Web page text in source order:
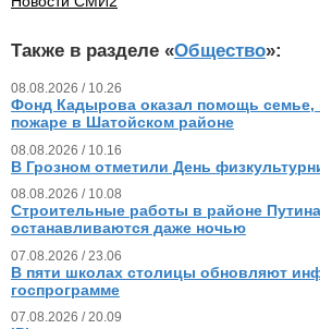
Также в разделе «Общество»:
08.08.2026 / 10.26
Фонд Кадырова оказал помощь семье,
пожаре в Шатойском районе
08.08.2026 / 10.16
В Грозном отметили День
08.08.2026 / 10.08
Строительные работы в районе
останавливаются даже ночью
07.08.2026 / 23.06
В пяти школах столицы обновляют
госпрограмме
07.08.2026 / 20.09